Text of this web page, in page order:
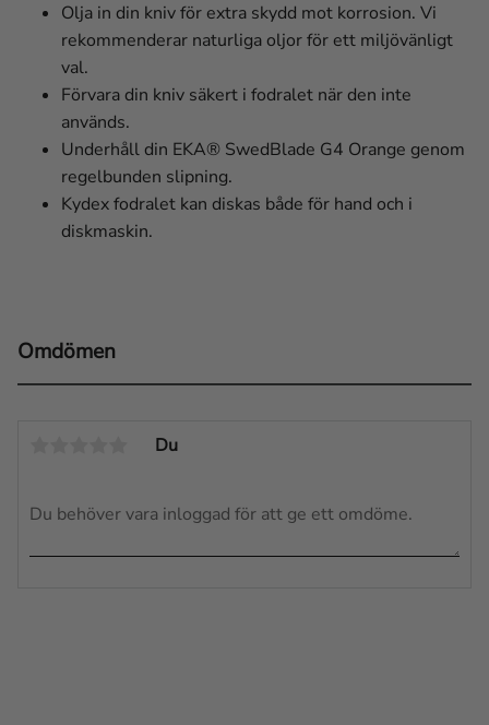
Olja in din kniv för extra skydd mot korrosion. Vi
rekommenderar naturliga oljor för ett miljövänligt
val.
Förvara din kniv säkert i fodralet när den inte
används.
Underhåll din EKA® SwedBlade G4 Orange genom
regelbunden slipning.
Kydex fodralet kan diskas både för hand och i
diskmaskin.
Omdömen
Du